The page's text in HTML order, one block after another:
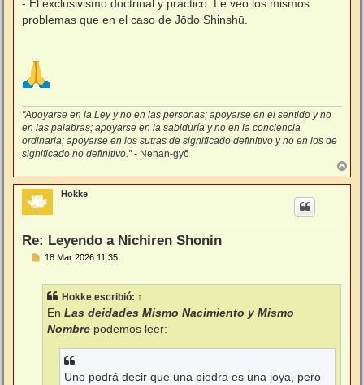
- El exclusivismo doctrinal y práctico. Le veo los mismos
problemas que en el caso de Jōdo Shinshū.
"Apoyarse en la Ley y no en las personas; apoyarse en el sentido y no
en las palabras; apoyarse en la sabiduría y no en la conciencia
ordinaria; apoyarse en los sutras de significado definitivo y no en los de
significado no definitivo.”- Nehan-gyō
r
r
Hokke
Re: Leyendo a Nichiren Shonin
M18 Mar 2026 11:35
Hokke escribió: ↑
En Las deidades Mismo Nacimiento y Mismo
Nombre podemos leer:
Uno podrá decir que una piedra es una joya, pero